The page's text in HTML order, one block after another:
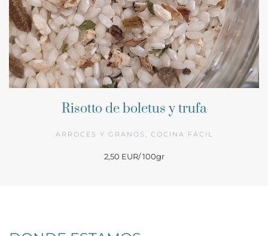
Risotto de boletus y trufa
ARROCES Y GRANOS, COCINA FÁCIL
2,50 EUR/ 100gr